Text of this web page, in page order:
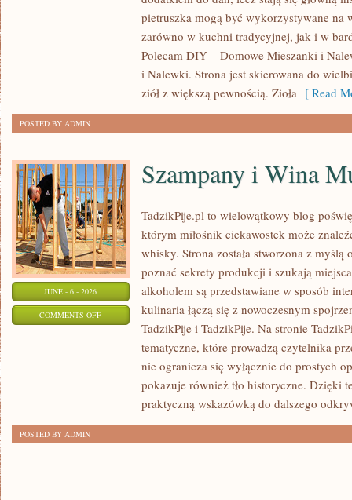
pietruszka mogą być wykorzystywane na
zarówno w kuchni tradycyjnej, jak i w
Polecam DIY – Domowe Mieszanki i
i Nalewki. Strona jest skierowana do
ziół z większą pewnością. Zioła [ Read
POSTED BY ADMIN
JUNE - 6 - 2026
COMMENTS OFFON
SZAMPANY
Szampany i Wina
TadzikPije.pl to wielowątkowy blog
którym miłośnik ciekawostek może
whisky. Strona została stworzona z
poznać sekrety produkcji i szukają
alkoholem są przedstawiane w sposób
kulinaria łączą się z nowoczesnym
TadzikPije i TadzikPije. Na stronie
tematyczne, które prowadzą czytelnika
nie ogranicza się wyłącznie do prostych
pokazuje również tło historyczne. Dzięki
praktyczną wskazówką do dalszego
POSTED BY ADMIN